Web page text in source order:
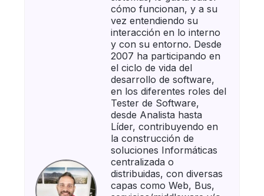
cómo funcionan, y a su
vez entendiendo su
interacción en lo interno
y con su entorno. Desde
2007 ha participando en
el ciclo de vida del
desarrollo de software,
en los diferentes roles del
Tester de Software,
desde Analista hasta
Líder, contribuyendo en
la construcción de
soluciones Informáticas
centralizada o
distribuidas, con diversas
capas como Web, Bus,